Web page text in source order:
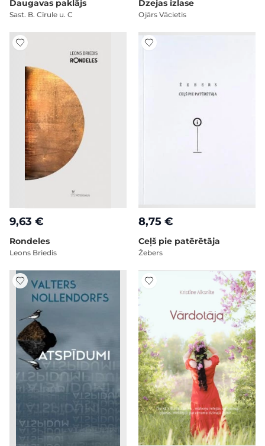
Daugavas paklājs
Sast. B. Cīrule u. C
Dzejas izlase
Ojārs Vācietis
9,63 €
Rondeles
Leons Briedis
8,75 €
Ceļš pie patērētāja
Žebers